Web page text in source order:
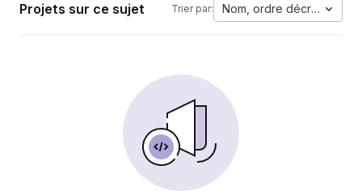
Projets sur ce sujet Trier par: Nom, ordre décroissant